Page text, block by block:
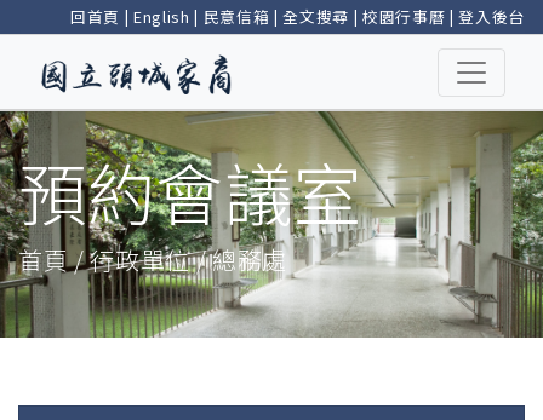
回首頁 | English | 民意信箱 |全文搜尋 | 校園行事曆 |登入後台
預約會議室
首頁 / 行政單位 / 總務處